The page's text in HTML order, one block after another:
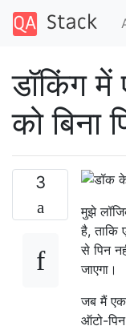
डॉकिंग
को बिना
3
मुझे
है, ताकि
से पिन
जाएगा।
जब मैं एक
ऑटो-